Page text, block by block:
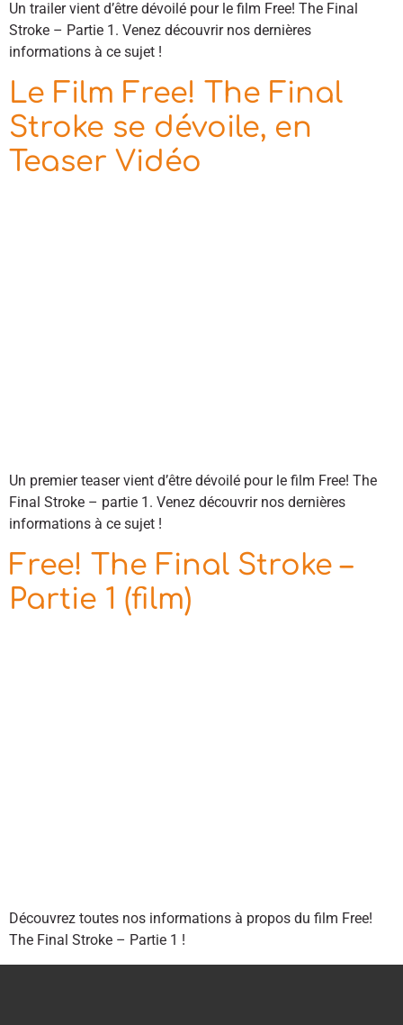
Un trailer vient d’être dévoilé pour le film Free! The Final
Stroke – Partie 1. Venez découvrir nos dernières
informations à ce sujet !
Le Film Free! The Final
Stroke se dévoile, en
Teaser Vidéo
Un premier teaser vient d’être dévoilé pour le film Free! The
Final Stroke – partie 1. Venez découvrir nos dernières
informations à ce sujet !
Free! The Final Stroke –
Partie 1 (film)
Découvrez toutes nos informations à propos du film Free!
The Final Stroke – Partie 1 !